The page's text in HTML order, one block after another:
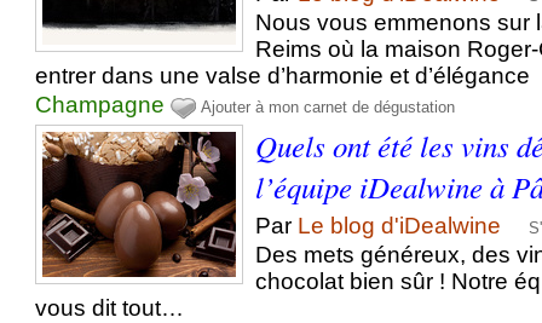
Nous vous emmenons sur
Reims où la maison
entrer dans une valse d’harmonie et d’élégance
Champagne
Ajouter à mon carnet de dégustation
Quels ont été les vins
l’équipe iDealwine à
Par Le blog d'iDealwine
Des mets généreux, des
chocolat bien sûr ! Notre
vous dit tout…